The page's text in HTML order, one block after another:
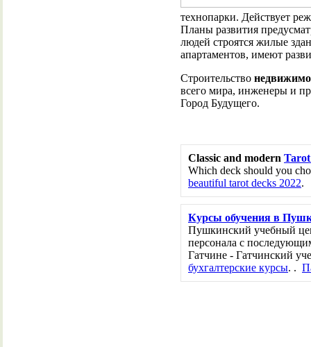
технопарки. Действует
Планы развития
людей строятся жилые
апартаментов, имеют
Строительство
всего мира, инженеры и
Город Будущего.
Classic and modern
Which deck should you
beautiful tarot decks 2022.
Курсы обучения в
Пушкинский учебный
персонала с
Гатчине - Гатчинский
бухгалтерские курсы. .